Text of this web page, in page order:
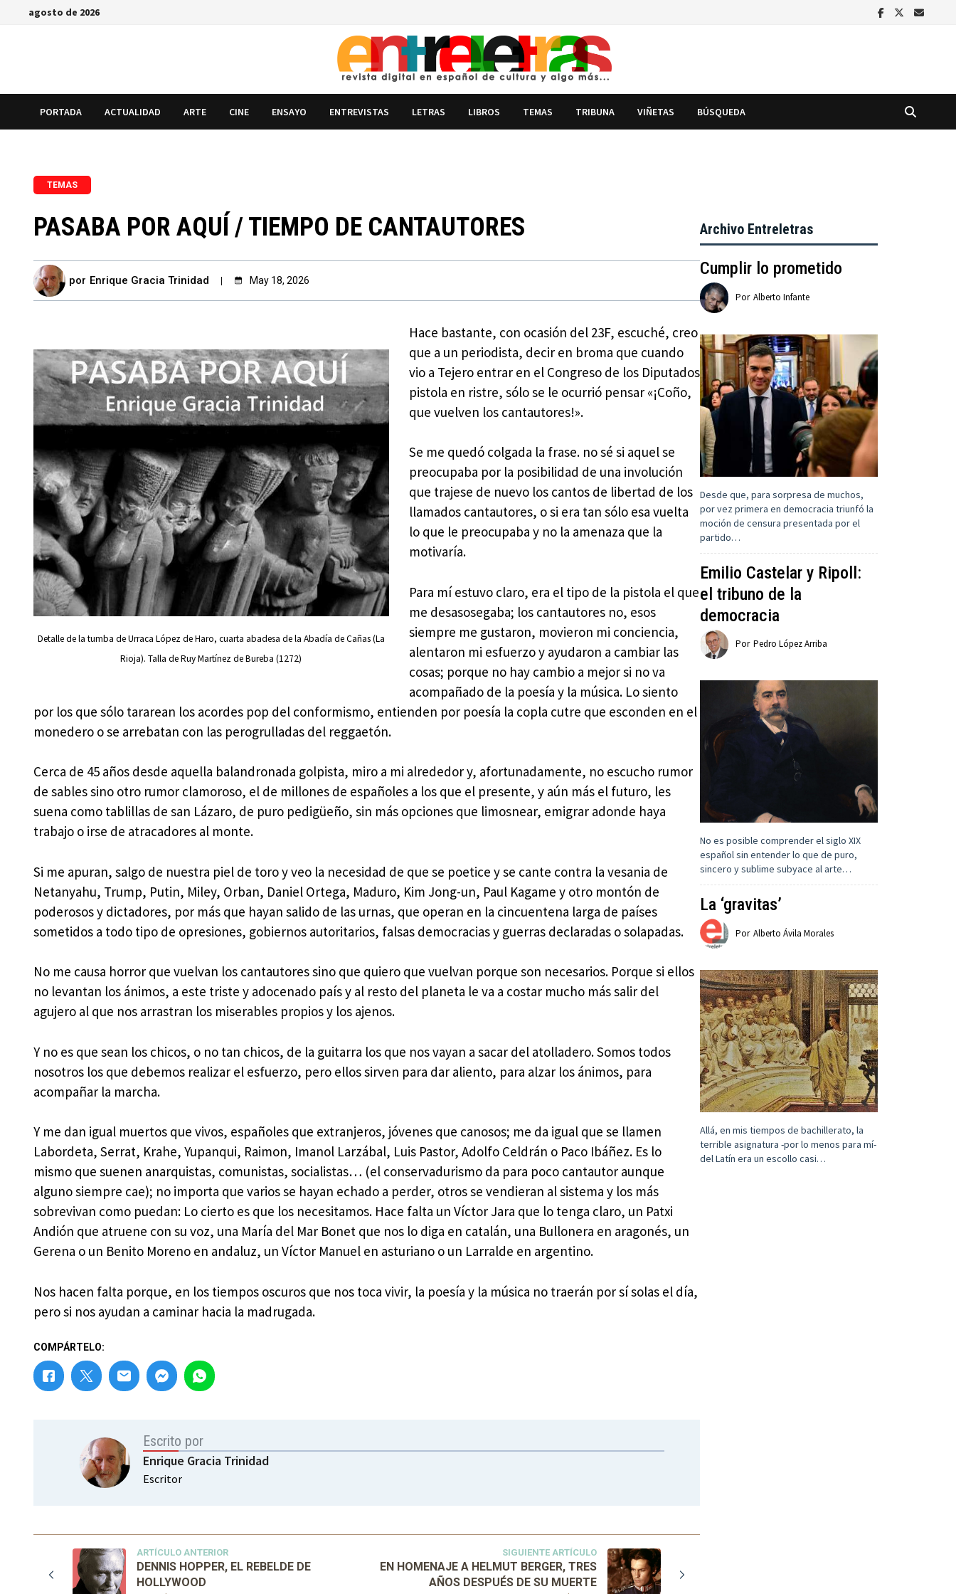
Saltaragosto de 2026
PORTADA ACTUALIDAD ARTE CINE ENSAYO ENTREVISTAS LETRAS LIBROS TEMAS TRIBUNA VIÑETAS BÚSQUEDA
TEMAS
PASABA POR AQUÍ / TIEMPO DE CANTAUTORES
por Enrique Gracia Trinidad May 18, 2026
Detalle de la tumba de Urraca López de Haro, cuarta abadesa de la Abadía de Cañas (La
Rioja). Talla de Ruy Martínez de Bureba (1272)
Hace bastante, con ocasión del 23F, escuché, creo
que a un periodista, decir en broma que cuando
vio a Tejero entrar en el Congreso de los Diputados
pistola en ristre, sólo se le ocurrió pensar «¡Coño,
que vuelven los cantautores!».
Se me quedó colgada la frase. no sé si aquel se
preocupaba por la posibilidad de una involución
que trajese de nuevo los cantos de libertad de los
llamados cantautores, o si era tan sólo esa vuelta
lo que le preocupaba y no la amenaza que la
motivaría.
Para mí estuvo claro, era el tipo de la pistola el que
me desasosegaba; los cantautores no, esos
siempre me gustaron, movieron mi conciencia,
alentaron mi esfuerzo y ayudaron a cambiar las
cosas; porque no hay cambio a mejor si no va
acompañado de la poesía y la música. Lo siento
por los que sólo tararean los acordes pop del conformismo, entienden por poesía la copla cutre que esconden en el
monedero o se arrebatan con las perogrulladas del reggaetón.
Cerca de 45 años desde aquella balandronada golpista, miro a mi alrededor y, afortunadamente, no escucho rumor
de sables sino otro rumor clamoroso, el de millones de españoles a los que el presente, y aún más el futuro, les
suena como tablillas de san Lázaro, de puro pedigüeño, sin más opciones que limosnear, emigrar adonde haya
trabajo o irse de atracadores al monte.
Si me apuran, salgo de nuestra piel de toro y veo la necesidad de que se poetice y se cante contra la vesania de
Netanyahu, Trump, Putin, Miley, Orban, Daniel Ortega, Maduro, Kim Jong-un, Paul Kagame y otro montón de
poderosos y dictadores, por más que hayan salido de las urnas, que operan en la cincuentena larga de países
sometidos a todo tipo de opresiones, gobiernos autoritarios, falsas democracias y guerras declaradas o solapadas.
No me causa horror que vuelvan los cantautores sino que quiero que vuelvan porque son necesarios. Porque si ellos
no levantan los ánimos, a este triste y adocenado país y al resto del planeta le va a costar mucho más salir del
agujero al que nos arrastran los miserables propios y los ajenos.
Y no es que sean los chicos, o no tan chicos, de la guitarra los que nos vayan a sacar del atolladero. Somos todos
nosotros los que debemos realizar el esfuerzo, pero ellos sirven para dar aliento, para alzar los ánimos, para
acompañar la marcha.
Y me dan igual muertos que vivos, españoles que extranjeros, jóvenes que canosos; me da igual que se llamen
Labordeta, Serrat, Krahe, Yupanqui, Raimon, Imanol Larzábal, Luis Pastor, Adolfo Celdrán o Paco Ibáñez. Es lo
mismo que suenen anarquistas, comunistas, socialistas… (el conservadurismo da para poco cantautor aunque
alguno siempre cae); no importa que varios se hayan echado a perder, otros se vendieran al sistema y los más
sobrevivan como puedan: Lo cierto es que los necesitamos. Hace falta un Víctor Jara que lo tenga claro, un Patxi
Andión que atruene con su voz, una María del Mar Bonet que nos lo diga en catalán, una Bullonera en aragonés, un
Gerena o un Benito Moreno en andaluz, un Víctor Manuel en asturiano o un Larralde en argentino.
Nos hacen falta porque, en los tiempos oscuros que nos toca vivir, la poesía y la música no traerán por sí solas el día,
pero si nos ayudan a caminar hacia la madrugada.
COMPÁRTELO:
Escrito por
Enrique Gracia Trinidad
Escritor
ARTÍCULO ANTERIOR
DENNIS HOPPER, EL REBELDE DE
HOLLYWOOD
SIGUIENTE ARTÍCULO
EN HOMENAJE A HELMUT BERGER, TRES
AÑOS DESPUÉS DE SU MUERTE
Archivo Entreletras
Cumplir lo prometido
Por Alberto Infante
Desde que, para sorpresa de muchos,
por vez primera en democracia triunfó la
moción de censura presentada por el
partido…
Emilio Castelar y Ripoll:
el tribuno de la
democracia
Por Pedro López Arriba
No es posible comprender el siglo XIX
español sin entender lo que de puro,
sincero y sublime subyace al arte…
La ‘gravitas’
Por Alberto Ávila Morales
Allá, en mis tiempos de bachillerato, la
terrible asignatura -por lo menos para mí-
del Latín era un escollo casi…